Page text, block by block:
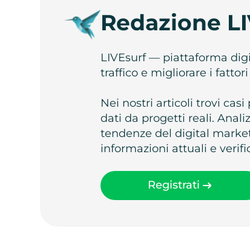
Redazione
LIVEsurf — piattaforma
traffico e migliorare i
Nei nostri articoli trovi casi
dati da progetti reali.
tendenze del digital
informazioni attuali e
Registrati